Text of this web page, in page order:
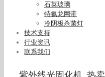
石英玻璃
特氟龙网带
冷阴极杀菌灯
技术支持
行业资讯
联系我们